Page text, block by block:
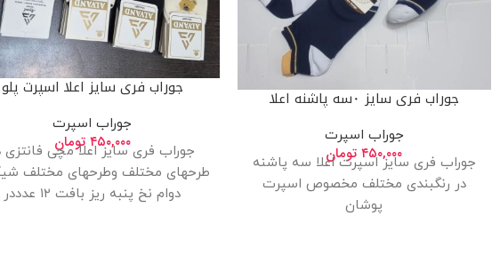
جوراب فری سایز ۰سه پاشنه اعلا
جوراب اسپرت
۴۵۰,۰۰۰ تومان
جوراب فری سایز اسپرت اعلا سه پاشنه
در رنگبندی مختلف مخصوص اسپرت
پوشان
جوراب فری سایز اعلا اسپرت پلو
جوراب اسپرت
۴۵۰,۰۰۰ تومان
جوراب فری سایز اعلا مچی فانتزی
طرحهای مختلف وطرحهای مختلف
دوام نخ پنبه ریز بافت ۱۲ عدددر